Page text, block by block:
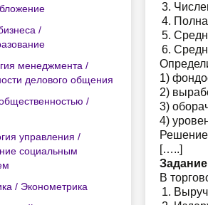
/
менеджмента /
делового общения
/
управления /
социальным
/ Эконометрика
1)
2)
3)
4)
[…..]
В